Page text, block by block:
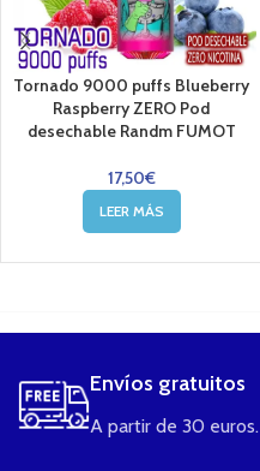
Tornado 9000 puffs Blueberry
Raspberry ZERO Pod
desechable Randm FUMOT
17,50€
LEER MÁS
Envíos gratuitos
A partir de 30 euros.